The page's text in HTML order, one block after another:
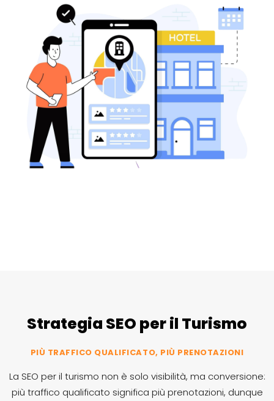
Strategia SEO per il Turismo
PIÙ TRAFFICO QUALIFICATO, PIÙ PRENOTAZIONI
La SEO per il turismo non è solo visibilità, ma conversione:
più traffico qualificato significa più prenotazioni, dunque